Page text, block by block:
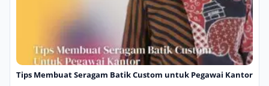
Tips Membuat Seragam Batik Custom untuk Pegawai Kantor